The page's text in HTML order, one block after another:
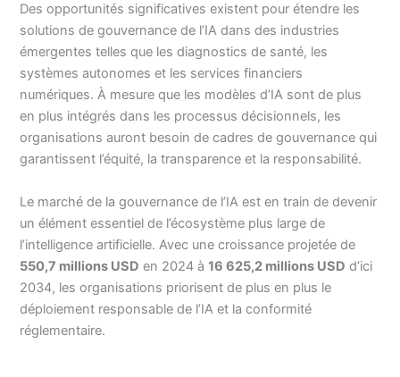
Des opportunités significatives existent pour étendre les
solutions de gouvernance de l’IA dans des industries
émergentes telles que les diagnostics de santé, les
systèmes autonomes et les services financiers
numériques. À mesure que les modèles d’IA sont de plus
en plus intégrés dans les processus décisionnels, les
organisations auront besoin de cadres de gouvernance qui
garantissent l’équité, la transparence et la responsabilité.
Le marché de la gouvernance de l’IA est en train de devenir
un élément essentiel de l’écosystème plus large de
l’intelligence artificielle. Avec une croissance projetée de
550,7 millions USD en 2024 à16 625,2 millions USD d’ici
2034, les organisations priorisent de plus en plus le
déploiement responsable de l’IA et la conformité
réglementaire.